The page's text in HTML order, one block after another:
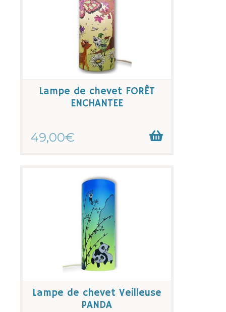
Lampe de chevet FORÊT
ENCHANTEE
49,00€
Lampe de chevet Veilleuse
PANDA